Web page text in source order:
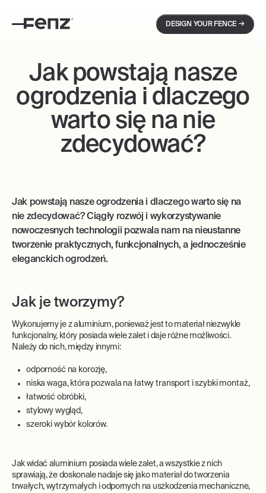
DESIGN YOUR FENCE →
Jak powstają nasze
ogrodzenia i dlaczego
warto się na nie
zdecydować?
Jak powstają nasze ogrodzenia i dlaczego warto się na
nie zdecydować? Ciągły rozwój i wykorzystywanie
nowoczesnych technologii pozwala nam na nieustanne
tworzenie praktycznych, funkcjonalnych, a jednocześnie
eleganckich ogrodzeń.
Jak je tworzymy?
Wykonujemy je z aluminium, ponieważ jest to materiał niezwykle
funkcjonalny, który posiada wiele zalet i daje różne możliwości.
Należy do nich, między innymi:
odporność na korozję,
niska waga, która pozwala na łatwy transport i szybki montaż,
łatwość obróbki,
stylowy wygląd,
szeroki wybór kolorów.
Jak widać aluminium posiada wiele zalet, a wszystkie z nich
sprawiają, że doskonale nadaje się jako materiał do tworzenia
trwałych, wytrzymałych i odpornych na uszkodzenia mechaniczne,